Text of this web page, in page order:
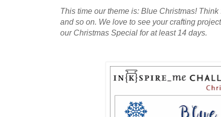
This time our theme is: Blue Christmas!
and so on. We love to see your crafting
our Christmas Special for at least 14 days.